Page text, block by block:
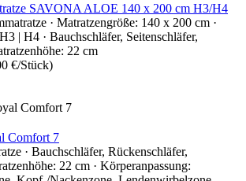
SAVONA ALOE 140 x 200 cm H3/H4
· Matratzengröße: 140 x 200 cm ·
| H4 · Bauchschläfer, Seitenschläfer,
22 cm
€/Stück)
Comfort 7
· Bauchschläfer, Rückenschläfer,
22 cm · Körperanpassung: